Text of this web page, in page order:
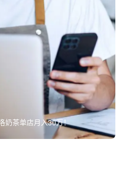
奶茶单店月入30万！